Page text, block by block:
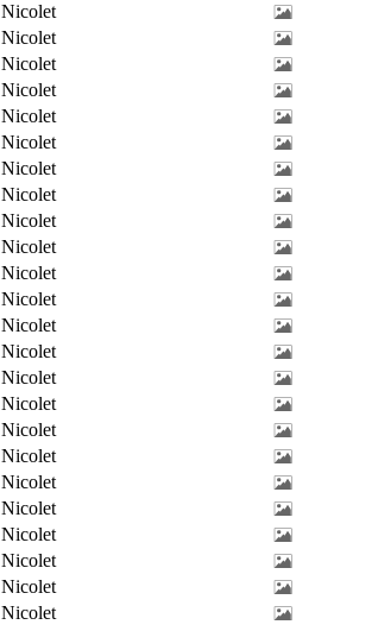
Nicolet
Nicolet
Nicolet
Nicolet
Nicolet
Nicolet
Nicolet
Nicolet
Nicolet
Nicolet
Nicolet
Nicolet
Nicolet
Nicolet
Nicolet
Nicolet
Nicolet
Nicolet
Nicolet
Nicolet
Nicolet
Nicolet
Nicolet
Nicolet